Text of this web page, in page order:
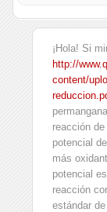
¡Hola! Si
http://
content/
reacción
potencial
más
potencial
reacción
estándar